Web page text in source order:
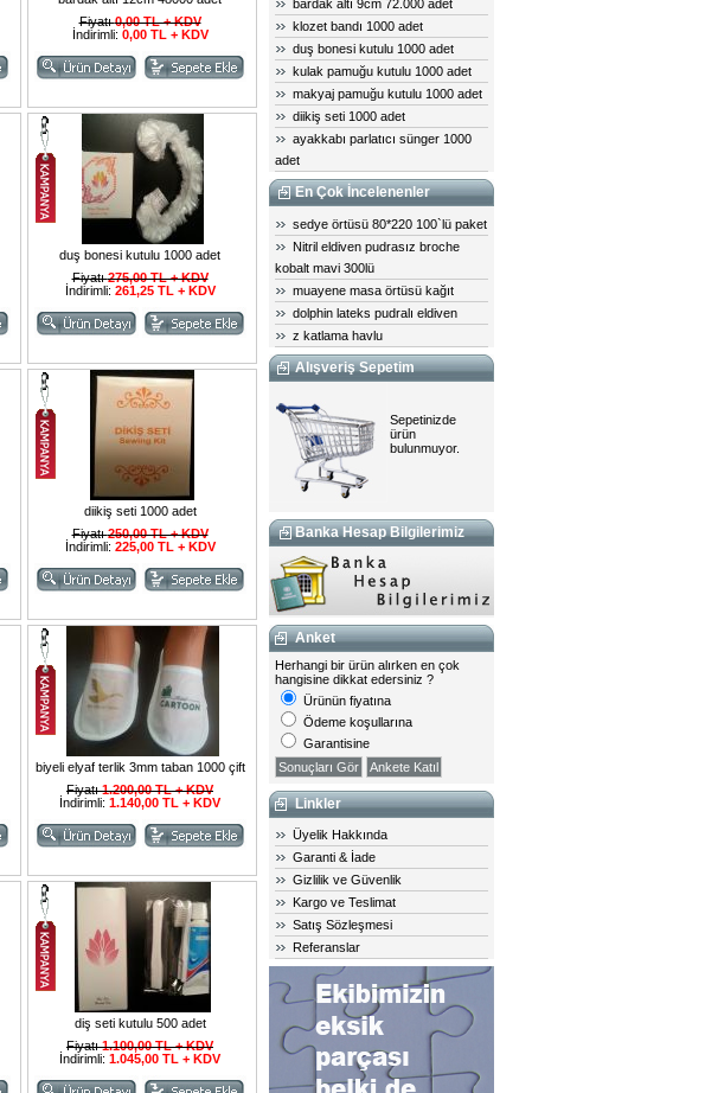
Fiyatı0,00 TL + KDV
İndirimli: 0,00 TL + KDV
duş bonesi kutulu 1000 adet
Fiyatı275,00 TL + KDV
İndirimli: 261,25 TL + KDV
diikiş seti 1000 adet
Fiyatı250,00 TL + KDV
İndirimli: 225,00 TL + KDV
biyeli elyaf terlik 3mm taban 1000 çift
Fiyatı1.200,00 TL + KDV
İndirimli: 1.140,00 TL + KDV
diş seti kutulu 500 adet
Fiyatı1.100,00 TL + KDV
İndirimli: 1.045,00 TL + KDV
bardak altı 9cm 72.000 adet
klozet bandı 1000 adet
duş bonesi kutulu 1000 adet
kulak pamuğu kutulu 1000 adet
makyaj pamuğu kutulu 1000 adet
diikiş seti 1000 adet
ayakkabı parlatıcı sünger 1000
adet
En Çok İncelenenler
sedye örtüsü 80*220 100`lü paket
Nitril eldiven pudrasız broche
kobalt mavi 300lü
muayene masa örtüsü kağıt
dolphin lateks pudralı eldiven
z katlama havlu
Alışveriş Sepetim
Sepetinizde
ürün
bulunmuyor.
Banka Hesap Bilgilerimiz
Anket
Herhangi bir ürün alırken en çok
hangisine dikkat edersiniz ?
Ürünün fiyatına
Ödeme koşullarına
Garantisine
Sonuçları Gör
Linkler
Üyelik Hakkında
Garanti & İade
Gizlilik ve Güvenlik
Kargo ve Teslimat
Satış Sözleşmesi
Referanslar